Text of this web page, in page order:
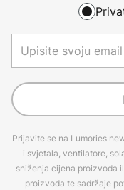
Prijavite se na Lumories
i svjetala, ventilatore,
sniženja cijena proizvoda
proizvoda te sadržaje